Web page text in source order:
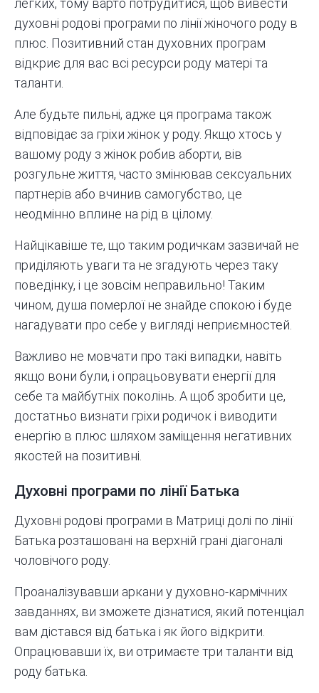
легких, тому варто потрудитися, щоб вивести
духовні родові програми по лінії жіночого роду в
плюс. Позитивний стан духовних програм
відкриє для вас всі ресурси роду матері та
таланти.
Але будьте пильні, адже ця програма також
відповідає за гріхи жінок у роду. Якщо хтось у
вашому роду з жінок робив аборти, вів
розгульне життя, часто змінював сексуальних
партнерів або вчинив самогубство, це
неодмінно вплине на рід в цілому.
Найцікавіше те, що таким родичкам зазвичай не
приділяють уваги та не згадують через таку
поведінку, і це зовсім неправильно! Таким
чином, душа померлої не знайде спокою і буде
нагадувати про себе у вигляді неприємностей.
Важливо не мовчати про такі випадки, навіть
якщо вони були, і опрацьовувати енергії для
себе та майбутніх поколінь. А щоб зробити це,
достатньо визнати гріхи родичок і виводити
енергію в плюс шляхом заміщення негативних
якостей на позитивні.
Духовні програми по лінії Батька
Духовні родові програми в Матриці долі по лінії
Батька розташовані на верхній грані діагоналі
чоловічого роду.
Проаналізувавши аркани у духовно-кармічних
завданнях, ви зможете дізнатися, який потенціал
вам дістався від батька і як його відкрити.
Опрацювавши їх, ви отримаєте три таланти від
роду батька.